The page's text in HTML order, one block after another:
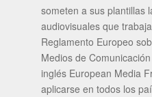
someten a sus plantillas
audiovisuales que
Reglamento Europeo
Medios de
inglés European Media
aplicarse en todos los